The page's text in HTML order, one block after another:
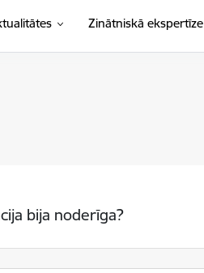
Zinātniskā ekspertīze
bija noderīga?